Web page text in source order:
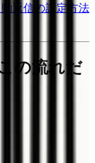
動返信の設定方法
の流れだ